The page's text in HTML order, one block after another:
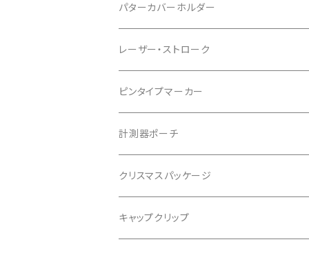
ポケットタイプ
マグネットタイプ
ゆかちんまるマーカー
キャサリンマーカー
もちけんマーカー
バッファローゴルフ
Tシャツ
パターカバーホルダー
レーザー・ストローク
ピンタイプマーカー
計測器ポーチ
クリスマスパッケージ
キャップクリップ